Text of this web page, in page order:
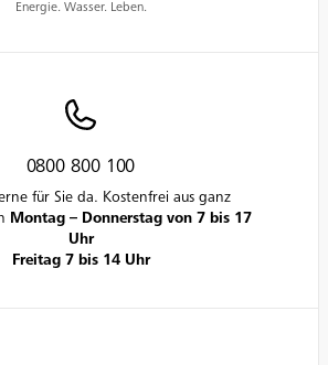
Energie. Wasser. Leben.
0800 800 100
für Sie da. Kostenfrei aus ganz
Montag – Donnerstag von 7 bis 17
Uhr
Freitag 7 bis 14 Uhr